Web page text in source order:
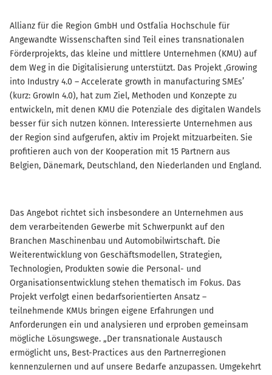
Allianz für die Region GmbH und Ostfalia Hochschule für
Angewandte Wissenschaften sind Teil eines transnationalen
Förderprojekts, das kleine und mittlere Unternehmen (KMU) auf
dem Weg in die Digitalisierung unterstützt. Das Projekt ‚Growing
into Industry 4.0 – Accelerate growth in manufacturing SMEs’
(kurz: GrowIn 4.0), hat zum Ziel, Methoden und Konzepte zu
entwickeln, mit denen KMU die Potenziale des digitalen Wandels
besser für sich nutzen können. Interessierte Unternehmen aus
der Region sind aufgerufen, aktiv im Projekt mitzuarbeiten. Sie
profitieren auch von der Kooperation mit 15 Partnern aus
Belgien, Dänemark, Deutschland, den Niederlanden und England.
Das Angebot richtet sich insbesondere an Unternehmen aus
dem verarbeitenden Gewerbe mit Schwerpunkt auf den
Branchen Maschinenbau und Automobilwirtschaft. Die
Weiterentwicklung von Geschäftsmodellen, Strategien,
Technologien, Produkten sowie die Personal- und
Organisationsentwicklung stehen thematisch im Fokus. Das
Projekt verfolgt einen bedarfsorientierten Ansatz –
teilnehmende KMUs bringen eigene Erfahrungen und
Anforderungen ein und analysieren und erproben gemeinsam
mögliche Lösungswege. „Der transnationale Austausch
ermöglicht uns, Best-Practices aus den Partnerregionen
kennenzulernen und auf unsere Bedarfe anzupassen. Umgekehrt